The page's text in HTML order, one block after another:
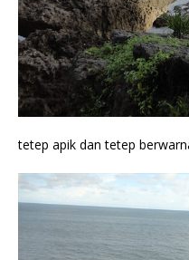
tetep apik dan tetep